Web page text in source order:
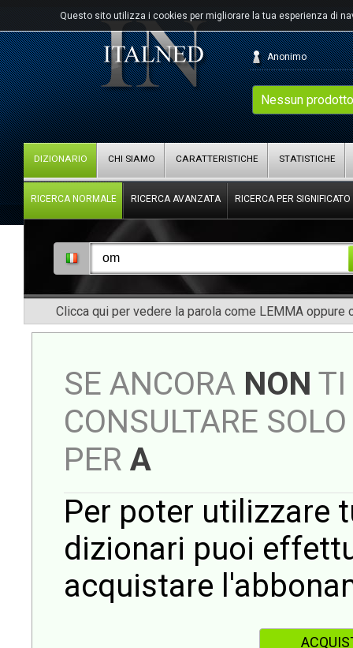
Questo sito utilizza i cookies per migliorare la tua esperienza di
Nessun
Anonimo
DIZIONARIO CHI SIAMO CARATTERISTICHE STATISTICHE
RICERCA NORMALE RICERCA AVANZATA RICERCA PER SIGNIFICATO
Clicca qui per vedere la parola come LEMMA oppure
SE ANCORA NON TI
CONSULTARE
PER A
Per poter utilizzare
dizionari puoi
acquistare